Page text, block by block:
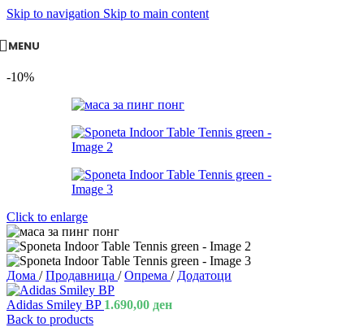
Skip to navigation Skip to main content
MENU
-10%
Click to enlarge
Дома / Продавница / Опрема / Додатоци
Adidas Smiley BP 1.690,00 ден
Back to products